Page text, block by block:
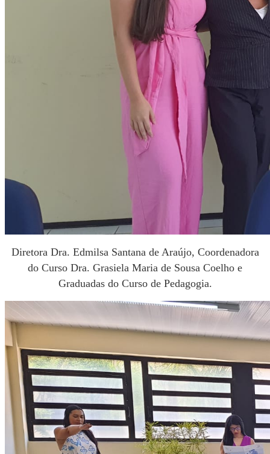
Diretora Dra. Edmilsa Santana de Araújo, Coordenadora
do Curso Dra. Grasiela Maria de Sousa Coelho e
Graduadas do Curso de Pedagogia.